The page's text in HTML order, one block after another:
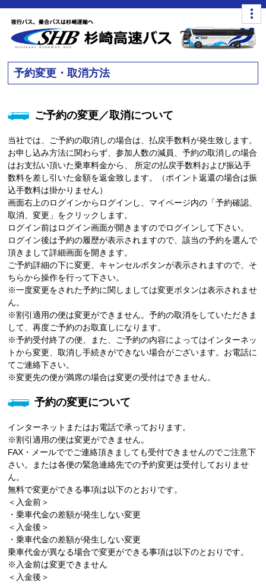
予約変更・取消方法
ご予約の変更／取消について
当社では、ご予約の取消しの場合は、払戻手数料が発生致します。
お申し込み方法に関わらず、参加人数の減員、予約の取消しの場合
はお支払い頂いた乗車料金から、 所定の払戻手数料および振込手
数料を差し引いた金額を返金致します。（ポイント返還の場合は振
込手数料は掛かりません）
画面右上のログインからログインし、マイページ内の「予約確認、
取消、変更」をクリックします。
ログイン前はログイン画面が開きますのでログインして下さい。
ログイン後は予約の履歴が表示されますので、該当の予約を選んで
頂きまして詳細画面を開きます。
ご予約詳細の下に変更、キャンセルボタンが表示されますので、そ
ちらから操作を行って下さい。
※一度変更をされた予約に関しましては変更ボタンは表示されませ
ん。
※割引適用の便は変更ができません。予約の取消をしていただきま
して、再度ご予約のお取直しになります。
※予約受付終了の便、また、ご予約の内容によってはインターネッ
トから変更、取消し手続きができない場合がございます。お電話に
てご連絡下さい。
※変更先の便が満席の場合は変更の受付はできません。
予約の変更について
インターネットまたはお電話で承っております。
※割引適用の便は変更ができません。
FAX・メールででご連絡頂きましても受付できませんのでご注意下
さい。または各便の緊急連絡先での予約変更は受付しておりませ
ん。
無料で変更ができる事項は以下のとおりです。
＜入金前＞
・乗車代金の差額が発生しない変更
＜入金後＞
・乗車代金の差額が発生しない変更
乗車代金が異なる場合で変更ができる事項は以下のとおりです。
※入金前は変更できません
＜入金後＞